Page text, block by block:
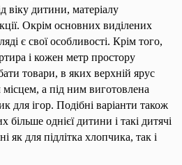
віку дитини, матеріалу
Окрім основних виділених
є свої особливості. Крім того,
і кожен метр простору
товари, в яких верхній ярус
а під ним виготовлена
для ігор. Подібні варіанти також
більше однієї дитини і такі дитячі
як для підлітка хлопчика, так і